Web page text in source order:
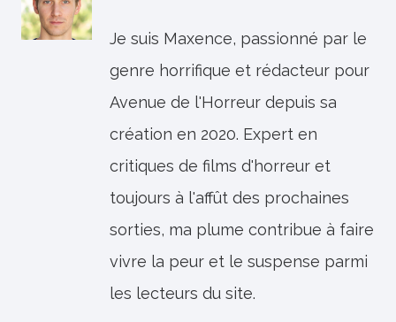
Je suis Maxence, passionné par le
genre horrifique et rédacteur pour
Avenue de l'Horreur depuis sa
création en 2020. Expert en
critiques de films d'horreur et
toujours à l'affût des prochaines
sorties, ma plume contribue à faire
vivre la peur et le suspense parmi
les lecteurs du site.